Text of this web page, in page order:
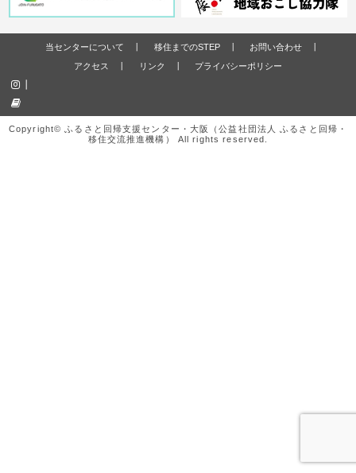
当センターについて 移住までのSTEP
お問い合わせ
アクセス
リンク プライバシーポリシー
Copyright© ふるさと回帰支援センター・大阪（公益社団法人 ふるさと回帰・
移住交流推進機構） All rights reserved.